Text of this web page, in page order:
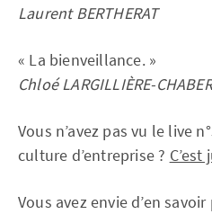
Laurent BERTHERAT
« La bienveillance. »
Chloé LARGILLIÈRE-
Vous n’avez pas vu le live
culture d’entreprise ? C’est
Vous avez envie d’en